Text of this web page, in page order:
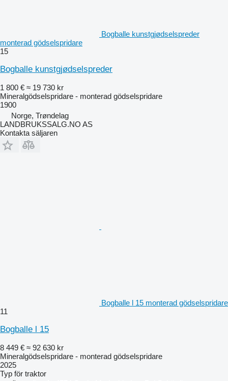
Bogballe kunstgjødselspreder
monterad gödselspridare
15
Bogballe kunstgjødselspreder
1 800 € ≈ 19 730 kr
Mineralgödselspridare - monterad gödselspridare
1900
Norge, Trøndelag
LANDBRUKSSALG.NO AS
Kontakta säljaren
Bogballe l 15 monterad gödselspridare
11
Bogballe l 15
8 449 € ≈ 92 630 kr
Mineralgödselspridare - monterad gödselspridare
2025
Typ för traktor